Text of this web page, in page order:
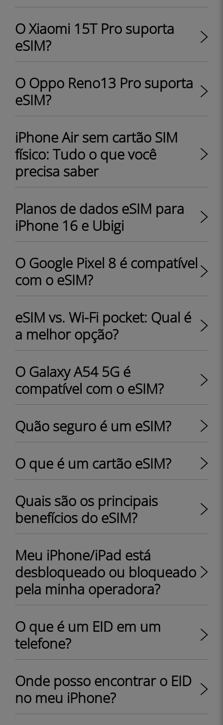
O Xiaomi 15T Pro suporta
eSIM?
O Oppo Reno13 Pro suporta
eSIM?
iPhone Air sem cartão SIM
físico: Tudo o que você
precisa saber
Planos de dados eSIM para
iPhone 16 e Ubigi
O Google Pixel 8 é compatível
com o eSIM?
eSIM vs. Wi-Fi pocket: Qual é
a melhor opção?
O Galaxy A54 5G é
compatível com o eSIM?
Quão seguro é um eSIM?
O que é um cartão eSIM?
Quais são os principais
benefícios do eSIM?
Meu iPhone/iPad está
desbloqueado ou bloqueado
pela minha operadora?
O que é um EID em um
telefone?
Onde posso encontrar o EID
no meu iPhone?